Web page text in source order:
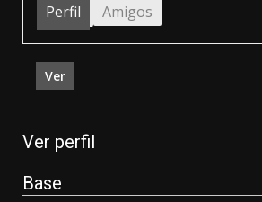
Perfil Amigos
Ver
Ver perfil
Base